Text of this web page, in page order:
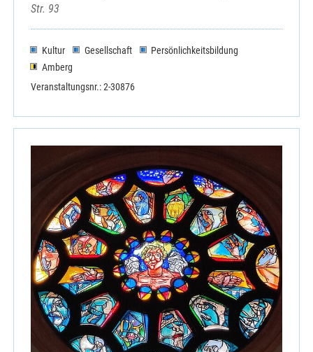
Str. 93
Kultur Gesellschaft
Persönlichkeitsbildung
Amberg
Veranstaltungsnr.: 2-30876